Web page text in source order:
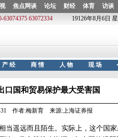
口国和贸易保护最大受害国
31 作者:梅新育 来源:上海证券报
遥远而且陌生。实际上，这个国家